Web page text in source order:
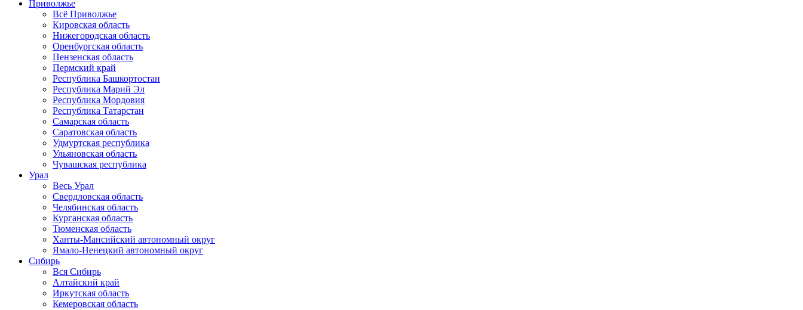
Приволжье
Всё Приволжье
Кировская область
Нижегородская область
Оренбургская область
Пензенская область
Пермский край
Республика Башкортостан
Республика Марий Эл
Республика Мордовия
Республика Татарстан
Самарская область
Саратовская область
Удмуртская республика
Ульяновская область
Чувашская республика
Урал
Весь Урал
Свердловская область
Челябинская область
Курганская область
Тюменская область
Ханты-Мансийский автономный округ
Ямало-Ненецкий автономный округ
Сибирь
Вся Сибирь
Алтайский край
Иркутская область
Кемеровская область